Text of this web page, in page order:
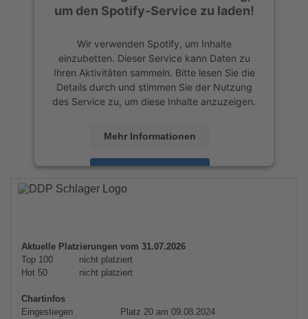
um den Spotify-Service zu laden!
Wir verwenden Spotify, um Inhalte
einzubetten. Dieser Service kann Daten zu
Ihren Aktivitäten sammeln. Bitte lesen Sie die
Details durch und stimmen Sie der Nutzung
des Service zu, um diese Inhalte anzuzeigen.
Mehr Informationen
Akzeptieren
powered by
Aktuelle Platzierungen vom 31.07.2026
Top 100
nicht platziert
Hot 50
nicht platziert
Chartinfos
Eingestiegen
Platz 20 am 09.08.2024